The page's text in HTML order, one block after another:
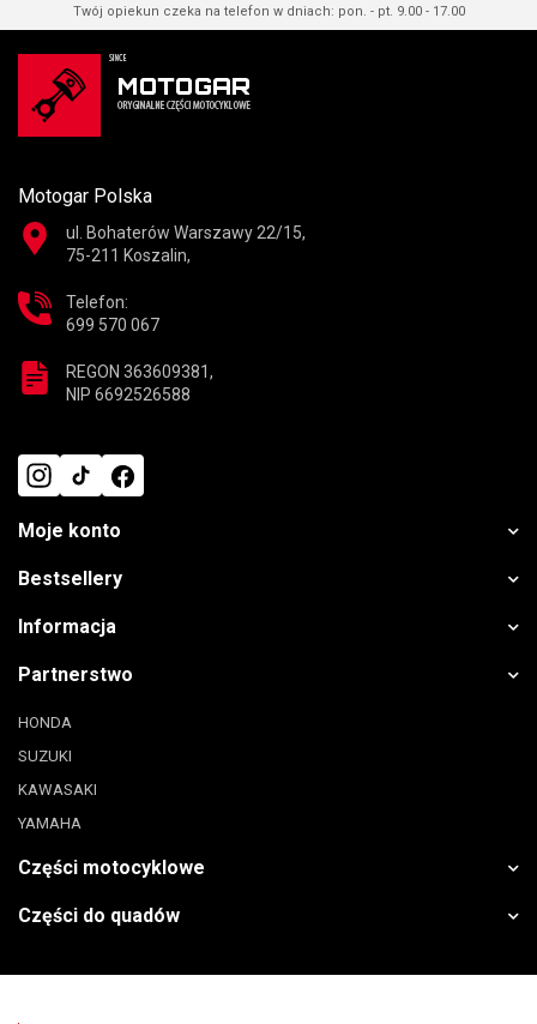
Twój opiekun czeka na telefon w dniach: pon. - pt. 9.00 - 17.00
Motogar Polska
ul. Bohaterów Warszawy 22/15,
75-211 Koszalin,
Telefon:
699 570 067
REGON 363609381,
NIP 6692526588
Moje konto
Bestsellery
Informacja
Partnerstwo
HONDA
SUZUKI
KAWASAKI
YAMAHA
Części motocyklowe
Części do quadów